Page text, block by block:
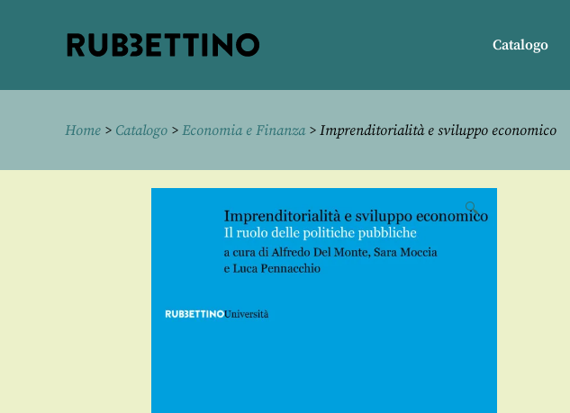
Catalogo
Home > Catalogo > Economia e Finanza> Imprenditorialità e sviluppo economico
🔍